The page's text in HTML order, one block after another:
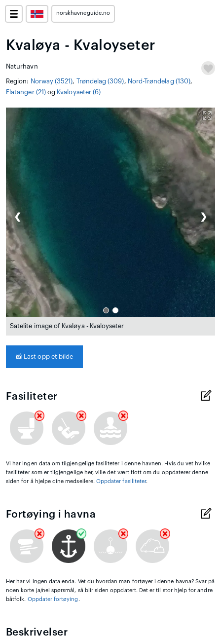
norskhavneguide.no
Kvaløya - Kvaloyseter
Naturhavn
Region: Norway (3521), Trøndelag (309), Nord-Trøndelag (130),
Flatanger (21)og Kvaloyseter (6)
❮ ❯
Satelite image of Kvaløya - Kvaloyseter
📸 Last opp et bilde
Fasiliteter
Vi har ingen data om tilgjengelige fasiliteter i denne havnen. Hvis du vet hvilke
fasiliteter som er tilgjengelige her, ville det vært flott om du oppdaterer denne
siden for å hjelpe dine medseilere. Oppdater fasiliteter.
Fortøying i havna
Her har vi ingen data enda. Vet du hvordan man fortøyer i denne havna? Svar på
noen korte ja/nei spørsmål, så blir siden oppdatert. Det er til stor hjelp for andre
båtfolk. Oppdater fortøying .
Beskrivelser